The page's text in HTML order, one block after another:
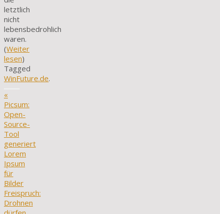
letztlich
nicht
lebensbedrohlich
waren.
(Weiter
lesen)
Tagged
WinFuture.de.
«
Picsum:
Open-
Source-
Tool
generiert
Lorem
Ipsum
für
Bilder
Freispruch:
Drohnen